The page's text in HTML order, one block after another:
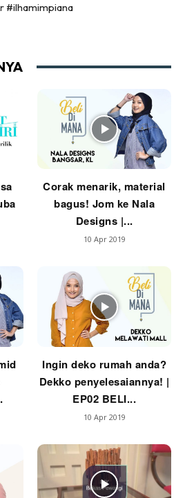
360
Inspirasi Selebriti
#ilhamimpiana
Corak menarik, material
bagus! Jom ke Nala
Designs |...
10 Apr 2019
Ingin deko rumah anda?
Dekko penyelesaiannya! |
EP02 BELI...
10 Apr 2019